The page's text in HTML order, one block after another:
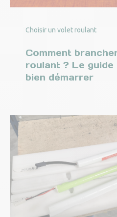
Choisir un volet roulant
Comment
roulant ? Le guide
bien démarrer